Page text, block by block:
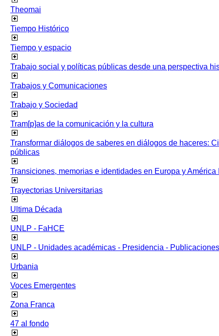
Theomai
Tiempo Histórico
Tiempo y espacio
Trabajo social y políticas públicas desde una perspectiva
Trabajos y Comunicaciones
Trabajo y Sociedad
Tram[p]as de la comunicación y la cultura
Transformar diálogos de saberes en diálogos de haceres:
públicas
Transiciones, memorias e identidades en Europa y América
Trayectorias Universitarias
Ultima Década
UNLP - FaHCE
UNLP - Unidades académicas - Presidencia - Publicaciones
Urbania
Voces Emergentes
Zona Franca
47 al fondo